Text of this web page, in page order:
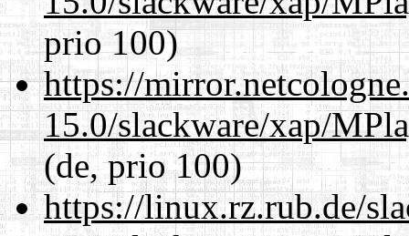
prio 100)
https://
15.0/slackware/xap/
(de, prio 100)
https://linux.rz.rub.de/